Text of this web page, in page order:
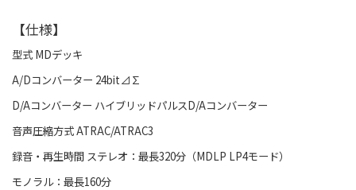
【仕様】
型式 MDデッキ
A/Dコンバーター 24bit⊿∑
D/Aコンバーター ハイブリッドパルスD/Aコンバーター
音声圧縮方式 ATRAC/ATRAC3
録音・再生時間 ステレオ：最長320分（MDLP LP4モード）
モノラル：最長160分